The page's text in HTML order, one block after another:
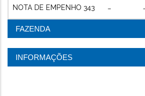
NOTA DE EMPENHO 343
FAZENDA
INFORMAÇÕES